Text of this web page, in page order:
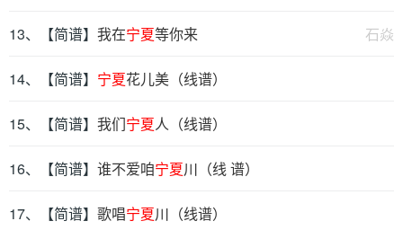
曲：石焱） 石焱
13、【简谱】 我在宁夏等你来
14、【简谱】 宁夏花儿美（线谱）
15、【简谱】 我们宁夏人（线谱）
16、【简谱】 谁不爱咱宁夏川（线 谱）
17、【简谱】 歌唱宁夏川（线谱）